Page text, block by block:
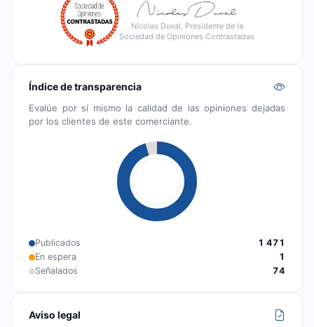
Nicolas Duval, Presidente de la
Sociedad de Opiniones Contrastadas
Índice de transparencia
Evalúe por sí mismo la calidad de las opiniones dejadas
por los clientes de este comerciante.
Publicados
1 471
En espera
1
Señalados
74
Aviso legal